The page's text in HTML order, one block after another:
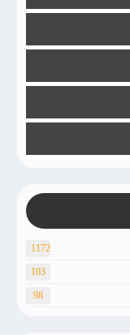
1172
103
98